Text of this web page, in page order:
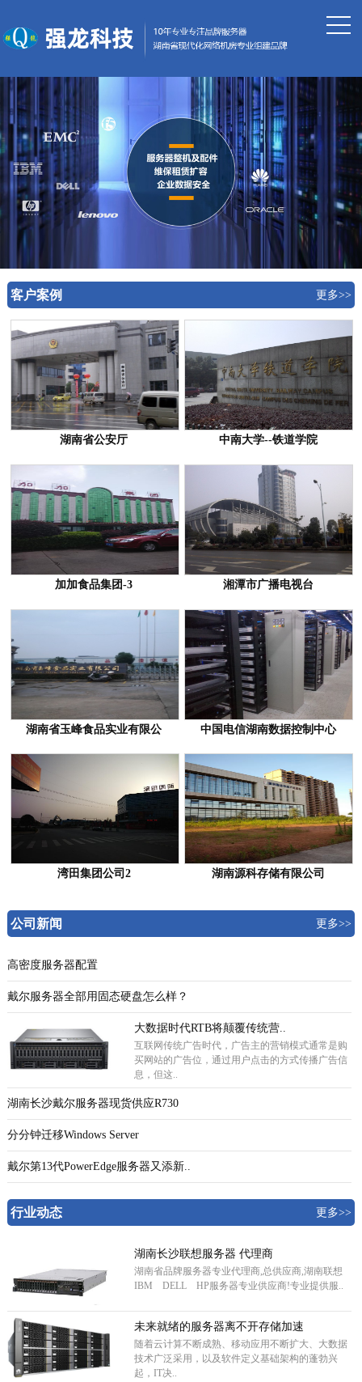
客户案例 更多>>
湖南省公安厅 中南大学--铁道学院
加加食品集团-3 湘潭市广播电视台
湖南省玉峰食品实业有限公 中国电信湖南数据控制中心
湾田集团公司2 湖南源科存储有限公司
公司新闻 更多>>
高密度服务器配置
戴尔服务器全部用固态硬盘怎么样？
大数据时代RTB将颠覆传统营..
互联网传统广告时代，广告主的营销模式通常是购
买网站的广告位，通过用户点击的方式传播广告信
息，但这..
湖南长沙戴尔服务器现货供应R730
分分钟迁移Windows Server
戴尔第13代PowerEdge服务器又添新..
行业动态 更多>>
湖南长沙联想服务器 代理商
湖南省品牌服务器专业代理商,总供应商,湖南联想
IBM DELL HP服务器专业供应商!专业提供服..
未来就绪的服务器离不开存储加速
随着云计算不断成熟、移动应用不断扩大、大数据
技术广泛采用，以及软件定义基础架构的蓬勃兴
起，IT决..